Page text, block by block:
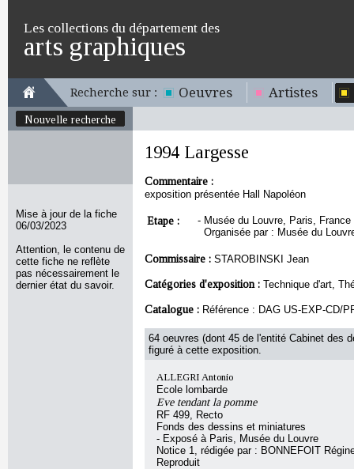
Les collections du département des
arts graphiques
Recherche sur : Oeuvres Artistes
Nouvelle recherche
Mise à jour de la fiche
06/03/2023
Attention, le contenu de
cette fiche ne reflète
pas nécessairement le
dernier état du savoir.
1994 Largesse
Commentaire :
exposition présentée Hall Napoléon
Etape : - Musée du Louvre, Paris,
Organisée par : Musée du
Commissaire : STAROBINSKI Jean
Catégories d'exposition : Technique d'art,
Catalogue : Référence : DAG US-EXP-CD/
64 oeuvres (dont 45 de l'entité Cabinet des
figuré à cette exposition.
ALLEGRI Antonio
Ecole lombarde
Eve tendant la pomme
RF 499, Recto
Fonds des dessins et miniatures
- Exposé à Paris, Musée du Louvre
Notice 1, rédigée par : BONNEFOIT
Reproduit